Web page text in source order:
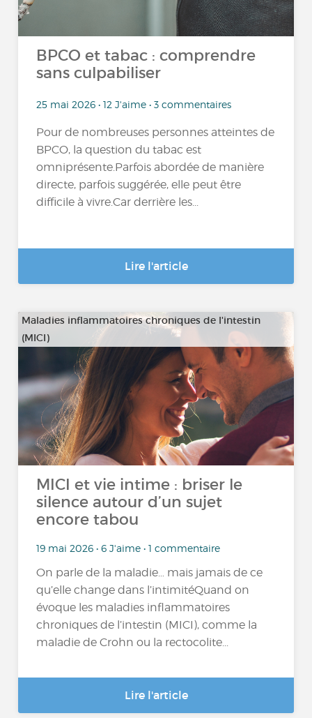
BPCO et tabac : comprendre
sans culpabiliser
25 mai 2026 • 12 J'aime • 3 commentaires
Pour de nombreuses personnes atteintes de
BPCO, la question du tabac est
omniprésente.Parfois abordée de manière
directe, parfois suggérée, elle peut être
difficile à vivre.Car derrière les...
Lire l'article
Maladies inflammatoires chroniques de l'intestin
(MICI)
MICI et vie intime : briser le
silence autour d’un sujet
encore tabou
19 mai 2026 • 6 J'aime • 1 commentaire
On parle de la maladie… mais jamais de ce
qu’elle change dans l’intimitéQuand on
évoque les maladies inflammatoires
chroniques de l’intestin (MICI), comme la
maladie de Crohn ou la rectocolite...
Lire l'article